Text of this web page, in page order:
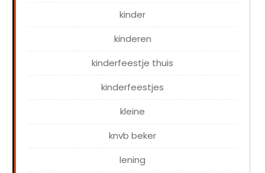
kinder
kinderen
kinderfeestje thuis
kinderfeestjes
kleine
knvb beker
lening